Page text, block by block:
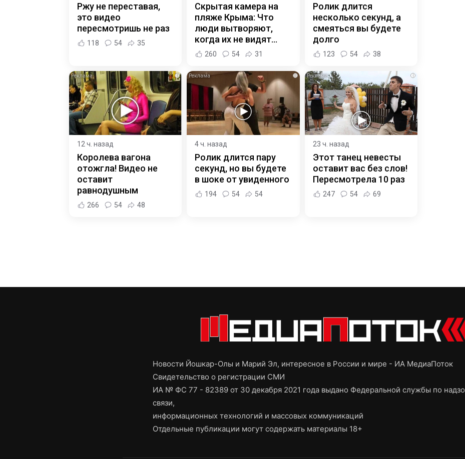
Ржу не переставая,
это видео
пересмотришь не раз
118 54 35
Скрытая камера на
пляже Крыма: Что
люди вытворяют,
когда их не видят...
260 54 31
Ролик длится
несколько секунд, а
смеяться вы будете
долго
123 54 38
i
12 ч. назад
Королева вагона
отожгла! Видео не
оставит
равнодушным
266 54 48
i
4 ч. назад
Ролик длится пару
секунд, но вы будете
в шоке от увиденного
194 54 54
i
23 ч. назад
Этот танец невесты
оставит вас без слов!
Пересмотрела 10 раз
247 54 69
Новости Йошкар-Олы и Марий Эл, интересное в России и мире - ИА МедиаПоток
Свидетельство о регистрации СМИ
ИА № ФС 77 - 82389 от 30 декабря 2021 года выдано Федеральной службы по
связи,
информационных технологий и массовых коммуникаций
Отдельные публикации могут содержать материалы 18+